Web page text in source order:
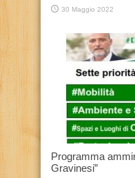
30 Maggio 2022
Programma
Gravinesi”